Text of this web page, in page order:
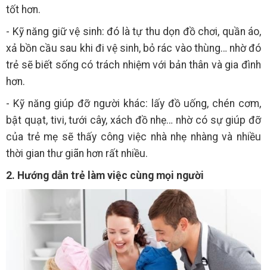
tốt hơn.
- Kỹ năng giữ vệ sinh: đó là tự thu dọn đồ chơi, quần áo,
xả bồn cầu sau khi đi vệ sinh, bỏ rác vào thùng… nhờ đó
trẻ sẽ biết sống có trách nhiệm với bản thân và gia đình
hơn.
- Kỹ năng giúp đỡ người khác: lấy đồ uống, chén cơm,
bật quạt, tivi, tưới cây, xách đồ nhẹ… nhờ có sự giúp đỡ
của trẻ mẹ sẽ thấy công việc nhà nhẹ nhàng và nhiều
thời gian thư giãn hơn rất nhiều.
2. Hướng dẫn trẻ làm việc cùng mọi người